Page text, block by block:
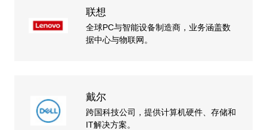
联想
全球PC与智能设备制造商，业务涵盖数
据中心与物联网。
戴尔
跨国科技公司，提供计算机硬件、存储和
IT解决方案。